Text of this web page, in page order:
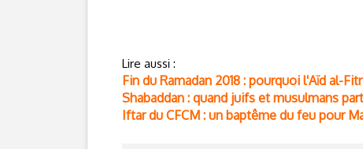
Lire aussi :
Fin du Ramadan 2018 : pourquoi l'Aïd al-
Shabaddan : quand juifs et musulmans
Iftar du CFCM : un baptême du feu pour